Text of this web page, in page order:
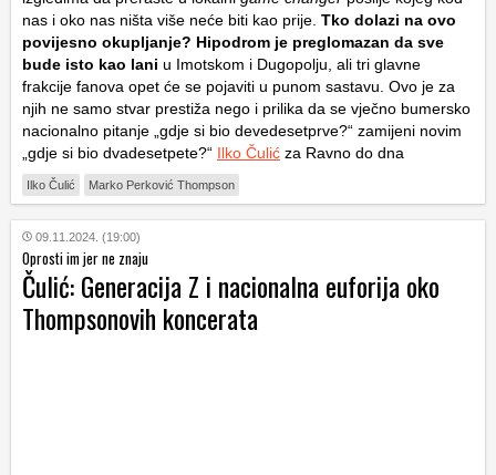
nas i oko nas ništa više neće biti kao prije. Tko dolazi na ovo
povijesno okupljanje? Hipodrom je preglomazan da sve
bude isto kao lani u Imotskom i Dugopolju, ali tri glavne
frakcije fanova opet će se pojaviti u punom sastavu. Ovo je za
njih ne samo stvar prestiža nego i prilika da se vječno bumersko
nacionalno pitanje „gdje si bio devedesetprve?“ zamijeni novim
„gdje si bio dvadesetpete?“ Ilko Čulić za Ravno do dna
Ilko Čulić Marko Perković Thompson
09.11.2024. (19:00)
Oprosti im jer ne znaju
Čulić: Generacija Z i nacionalna euforija oko
Thompsonovih koncerata